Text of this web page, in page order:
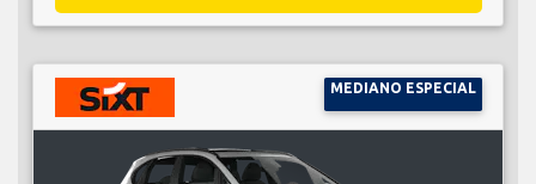
MEDIANO ESPECIAL